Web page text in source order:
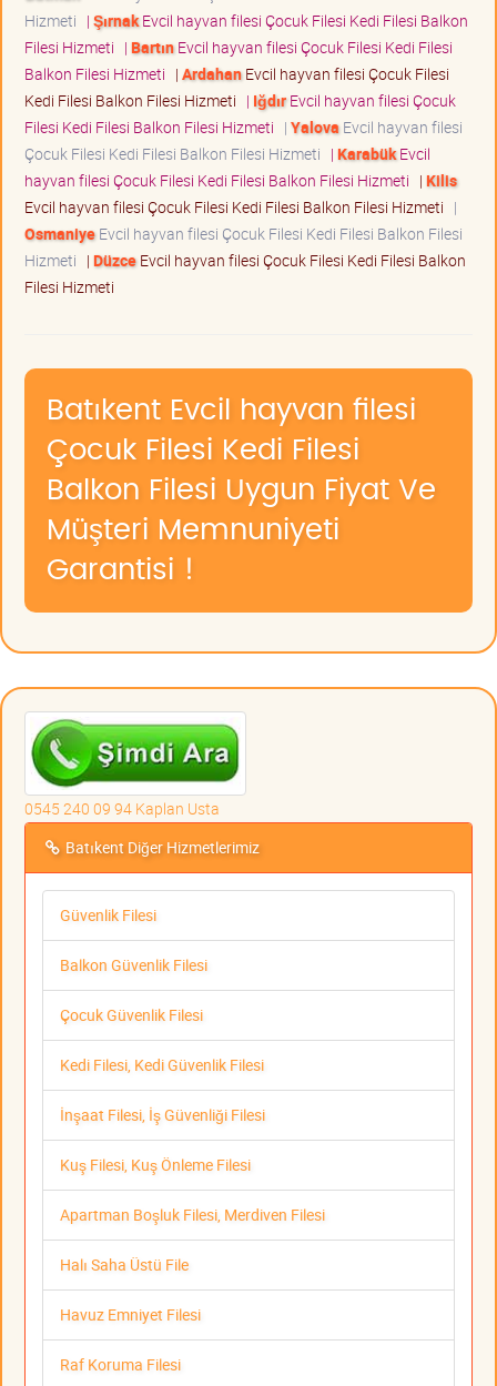
Hizmeti | ŞırnakEvcil hayvan filesi Çocuk Filesi Kedi Filesi Balkon
Filesi Hizmeti | BartınEvcil hayvan filesi Çocuk Filesi Kedi Filesi
Balkon Filesi Hizmeti | ArdahanEvcil hayvan filesi Çocuk Filesi
Kedi Filesi Balkon Filesi Hizmeti | IğdırEvcil hayvan filesi Çocuk
Filesi Kedi Filesi Balkon Filesi Hizmeti | Yalova Evcil hayvan filesi
Çocuk Filesi Kedi Filesi Balkon Filesi Hizmeti | KarabükEvcil
hayvan filesi Çocuk Filesi Kedi Filesi Balkon Filesi Hizmeti | Kilis
Evcil hayvan filesi Çocuk Filesi Kedi Filesi Balkon Filesi Hizmeti |
OsmaniyeEvcil hayvan filesi Çocuk Filesi Kedi Filesi Balkon Filesi
Hizmeti | DüzceEvcil hayvan filesi Çocuk Filesi Kedi Filesi Balkon
Filesi Hizmeti
Batıkent Evcil hayvan filesi
Çocuk Filesi Kedi Filesi
Balkon Filesi Uygun Fiyat Ve
Müşteri Memnuniyeti
Garantisi !
0545 240 09 94 Kaplan Usta
Batıkent Diğer Hizmetlerimiz
Güvenlik Filesi
Balkon Güvenlik Filesi
Çocuk Güvenlik Filesi
Kedi Filesi, Kedi Güvenlik Filesi
İnşaat Filesi, İş Güvenliği Filesi
Kuş Filesi, Kuş Önleme Filesi
Apartman Boşluk Filesi, Merdiven Filesi
Halı Saha Üstü File
Havuz Emniyet Filesi
Raf Koruma Filesi